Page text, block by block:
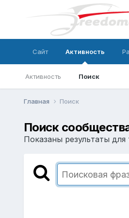
Сайт Активность
Активность Поиск
Главная Поиск
Поиск
Показаны результаты для